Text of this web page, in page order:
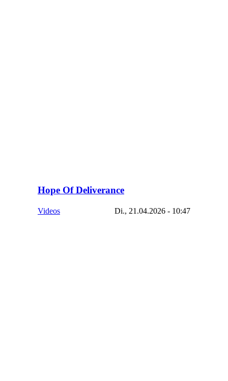
Hope Of Deliverance
Videos Di., 21.04.2026 - 10:47